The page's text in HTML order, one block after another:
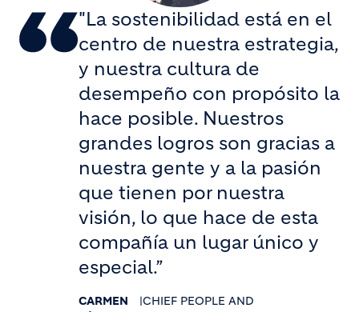
"La sostenibilidad está en el
centro de nuestra estrategia,
y nuestra cultura de
desempeño con propósito la
hace posible. Nuestros
grandes logros son gracias a
nuestra gente y a la pasión
que tienen por nuestra
visión, lo que hace de esta
compañía un lugar único y
especial.”
CARMEN
|CHIEF PEOPLE AND